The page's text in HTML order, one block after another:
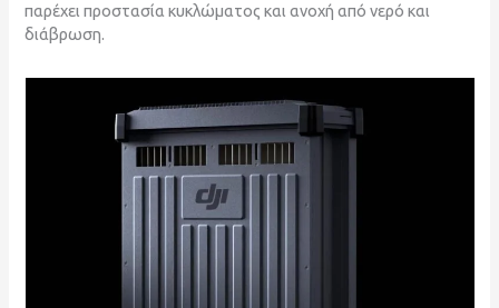
παρέχει προστασία κυκλώματος και ανοχή από νερό και
διάβρωση.